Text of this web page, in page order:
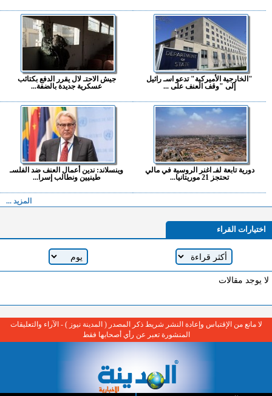
"الخارجية الأميركية" تدعو اسـ رائيل
إلى "وقف العنف على ...
جيش الاحتـ لال يقرر الدفع بكتائب
عسكرية جديدة بالضفة...
دورية تابعة لفـ اغنر الروسية في مالي
تحتجز 21 موريتانيا...
وينسلاند: ندين أعمال العنف ضد الفلسـ
طينيين ونطالب إسرا...
المزيد ...
اختيارات القراء
لا يوجد مقالات
لا مانع من الإقتباس وإعادة النشر شريط ذكر المصدر ( المدينة نيوز ) - الآراء والتعليقات
المنشورة تعبر عن رأي أصحابها فقط